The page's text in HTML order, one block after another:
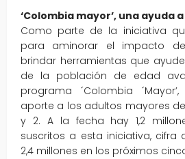
‘Colombia mayor’, una ayuda
Como parte de la iniciativa
para aminorar el impacto
brindar herramientas que
de la población de edad
programa ´Colombia
aporte a los adultos mayores
y 2. A la fecha hay 1,2
suscritos a esta iniciativa, cifra
2,4 millones en los próximos